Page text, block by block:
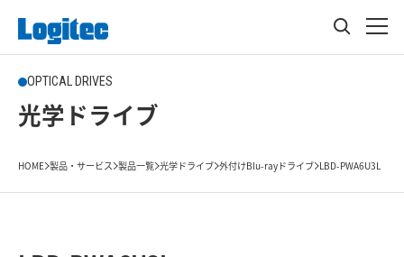
OPTICAL DRIVES
光学ドライブ
HOME 製品・サービス 製品一覧 光学ドライブ 外付けBlu-rayドライブ LBD-PWA6U3L